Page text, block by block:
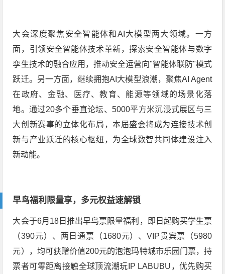
大会深度聚焦安全智能体和AI大模型两大领域。一方
面，引领安全智能体技术革新，探索安全智能体与数字
孪生技术的融合应用，推动安全运营向"智能体联防"模式
跃迁。另一方面，继续拥抱AI大模型浪潮，聚焦AI Agent
在政府、金融、医疗、教育、能源等领域的场景化落
地。通过20多个垂直论坛、5000平方米沉浸式展区与三
大创新赛事的立体化布局，本届盛会将成为连接技术创
新与产业跃迁的核心枢纽，为全球数智共同体建设注入
新动能。
早鸟福利限量享，多元权益速解锁
大会于6月18日推出早鸟票限量福利，即日起购买学生票
（390元）、两日通票（1680元）、VIP贵宾票（5980
元），均可获赠价值200元的泡泡玛特城市乐园门票，持
票者可零距离接触全球顶流潮玩IP LABUBU，优先购买